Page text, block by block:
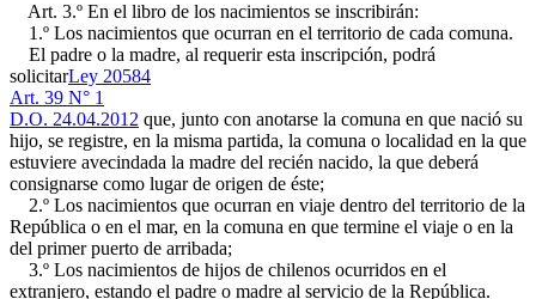
Art. 3.º En el libro de los nacimientos se inscribirán:
1.º Los nacimientos que ocurran en el territorio de cada comuna.
El padre o la madre, al requerir esta inscripción, podrá
solicitarLey 20584
Art. 39 N° 1
D.O. 24.04.2012 que, junto con anotarse la comuna en que nació su
hijo, se registre, en la misma partida, la comuna o localidad en la que
estuviere avecindada la madre del recién nacido, la que deberá
consignarse como lugar de origen de éste;
2.º Los nacimientos que ocurran en viaje dentro del territorio de la
República o en el mar, en la comuna en que termine el viaje o en la
del primer puerto de arribada;
3.º Los nacimientos de hijos de chilenos ocurridos en el
extranjero, estando el padre o madre al servicio de la República.